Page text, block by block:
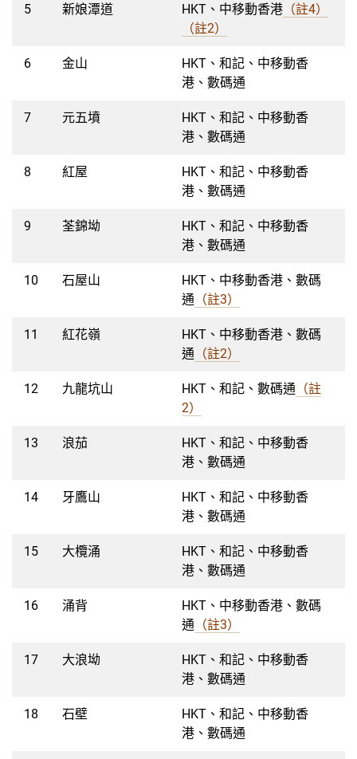
5 新娘潭道 HKT、中移動香港 （註4）
（註2）
6 金山
HKT、和記、中移動香
港、數碼通
7 元五墳
HKT、和記、中移動香
港、數碼通
8 紅屋
HKT、和記、中移動香
港、數碼通
9 荃錦坳
HKT、和記、中移動香
港、數碼通
10 石屋山
HKT、中移動香港、數碼
通 （註3）
11 紅花嶺
HKT、中移動香港、數碼
通 （註2）
12 九龍坑山 HKT、和記、數碼通 （註
2）
13 浪茄
HKT、和記、中移動香
港、數碼通
14 牙鷹山
HKT、和記、中移動香
港、數碼通
15 大欖涌
HKT、和記、中移動香
港、數碼通
16 涌背
HKT、中移動香港、數碼
通 （註3）
17 大浪坳
HKT、和記、中移動香
港、數碼通
18 石壁
HKT、和記、中移動香
港、數碼通